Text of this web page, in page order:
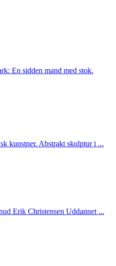
En sidden mand med stok.
kunstner. Abstrakt skulptur i ...
Erik Christensen Uddannet ...